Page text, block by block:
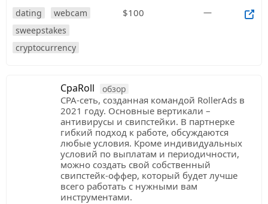
dating
webcam
sweepstakes
cryptocurrency
$100 —
CpaRoll обзор
CPA-сеть, созданная командой RollerAds в
2021 году. Основные вертикали –
антивирусы и свипстейки. В партнерке
гибкий подход к работе, обсуждаются
любые условия. Кроме индивидуальных
условий по выплатам и периодичности,
можно создать свой собственный
свипстейк-оффер, который будет лучше
всего работать с нужными вам
инструментами.